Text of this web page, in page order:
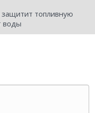
топливную
воды